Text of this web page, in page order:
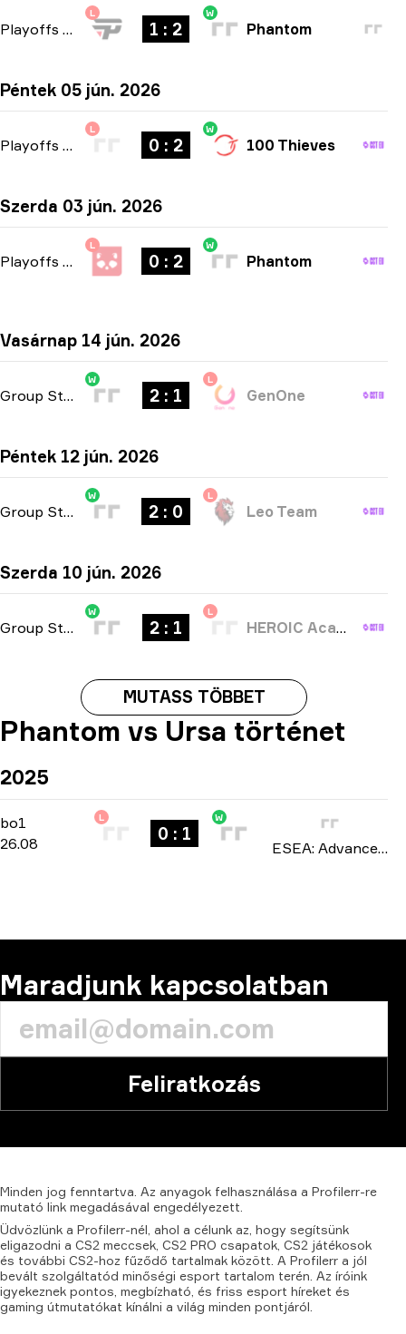
Playoffs bo3
L
1 : 2
W
Phantom
Péntek 05 jún. 2026
Playoffs
L
0 : 2
W
100 Thieves
Szerda 03 jún. 2026
Playoffs bo3
L
0 : 2
W
Phantom
Vasárnap 14 jún. 2026
Group Stage -bo3
W
2 : 1
L
GenOne
Péntek 12 jún. 2026
Group Stage -bo3
W
2 : 0
L
Leo Team
Szerda 10 jún. 2026
Group Stage -bo3
W
2 : 1
L
HEROIC Academy
MUTASS TÖBBET
Phantom vs Ursa történet
2025
bo1 Regular Season
bo1
26.08
L
0 : 1
W
ESEA: Advanced Europe season 54 2025
Maradjunk kapcsolatban
Feliratkozás
Minden jog fenntartva. Az anyagok felhasználása a Profilerr-re
mutató link megadásával engedélyezett.
Üdvözlünk a Profilerr-nél, ahol a célunk az, hogy segítsünk
eligazodni a CS2 meccsek, CS2 PRO csapatok, CS2 játékosok
és további CS2-hoz fűződő tartalmak között. A Profilerr a jól
bevált szolgáltatód minőségi esport tartalom terén. Az íróink
igyekeznek pontos, megbízható, és friss esport híreket és
gaming útmutatókat kínálni a világ minden pontjáról.